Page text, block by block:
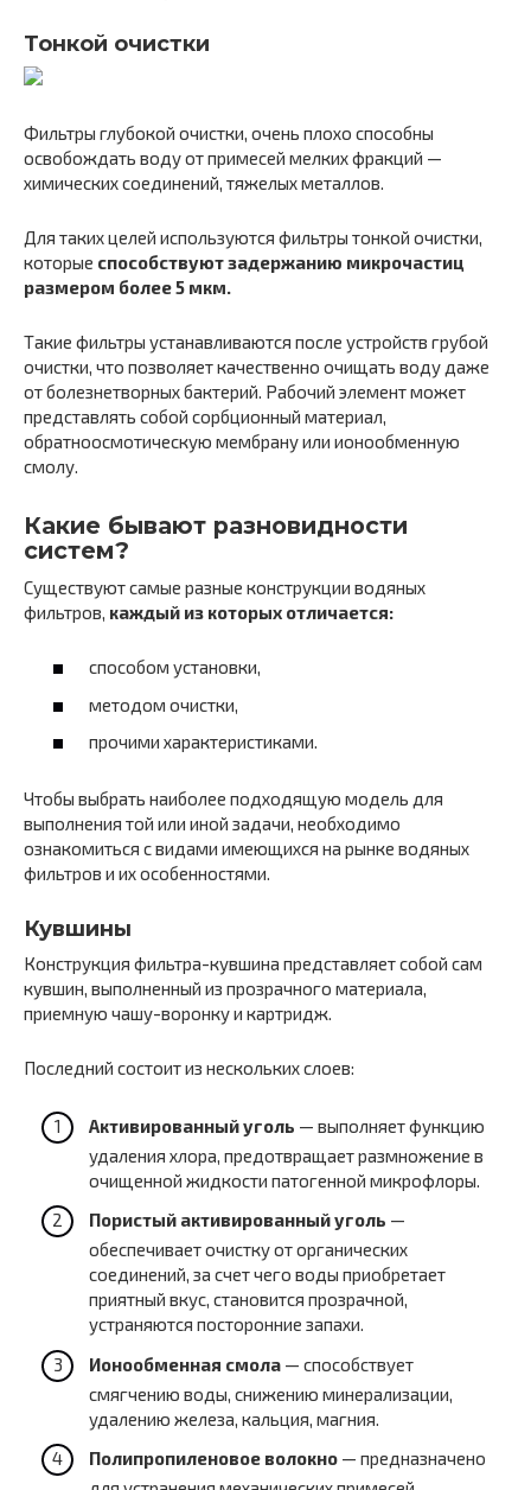
Тонкой очистки
Фильтры глубокой очистки, очень плохо способны
освобождать воду от примесей мелких фракций —
химических соединений, тяжелых металлов.
Для таких целей используются фильтры тонкой очистки,
которые способствуют задержанию микрочастиц
размером более 5 мкм.
Такие фильтры устанавливаются после устройств грубой
очистки, что позволяет качественно очищать воду даже
от болезнетворных бактерий. Рабочий элемент может
представлять собой сорбционный материал,
обратноосмотическую мембрану или ионообменную
смолу.
Какие бывают разновидности
систем?
Существуют самые разные конструкции водяных
фильтров, каждый из которых отличается:
способом установки,
методом очистки,
прочими характеристиками.
Чтобы выбрать наиболее подходящую модель для
выполнения той или иной задачи, необходимо
ознакомиться с видами имеющихся на рынке водяных
фильтров и их особенностями.
Кувшины
Конструкция фильтра-кувшина представляет собой сам
кувшин, выполненный из прозрачного материала,
приемную чашу-воронку и картридж.
Последний состоит из нескольких слоев:
Активированный уголь — выполняет функцию
удаления хлора, предотвращает размножение в
очищенной жидкости патогенной микрофлоры.
Пористый активированный уголь —
обеспечивает очистку от органических
соединений, за счет чего воды приобретает
приятный вкус, становится прозрачной,
устраняются посторонние запахи.
Ионообменная смола — способствует
смягчению воды, снижению минерализации,
удалению железа, кальция, магния.
Полипропиленовое волокно — предназначено